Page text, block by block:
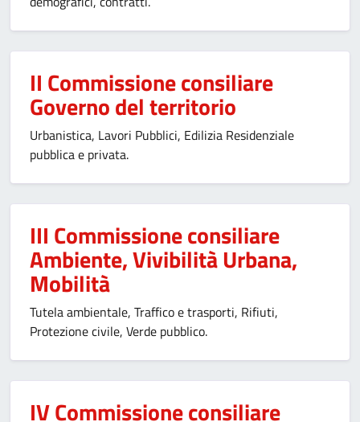
II Commissione consiliare
Governo del territorio
Urbanistica, Lavori Pubblici, Edilizia Residenziale
pubblica e privata.
III Commissione consiliare
Ambiente, Vivibilità Urbana,
Mobilità
Tutela ambientale, Traffico e trasporti, Rifiuti,
Protezione civile, Verde pubblico.
IV Commissione consiliare